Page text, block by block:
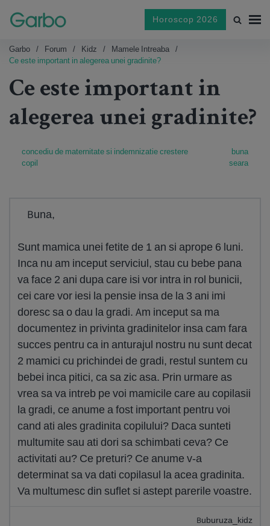
Horoscop 2026
Garbo Forum Kidz
Mamele Intreaba
Ce este important in alegerea unei gradinite?
Ce este important in
alegerea unei gradinite?
concediu de maternitate si indemnizatie crestere
copil
buna
seara
Buna,
Sunt mamica unei fetite de 1 an si aprope 6 luni.
Inca nu am inceput serviciul, stau cu bebe pana
va face 2 ani dupa care isi vor intra in rol bunicii,
cei care vor iesi la pensie insa de la 3 ani imi
doresc sa o dau la gradi. Am inceput sa ma
documentez in privinta gradinitelor insa cam fara
succes pentru ca in anturajul nostru nu sunt decat
2 mamici cu prichindei de gradi, restul suntem cu
bebei inca pitici, ca sa zic asa. Prin urmare as
vrea sa va intreb pe voi mamicile care au copilasii
la gradi, ce anume a fost important pentru voi
cand ati ales gradinita copilului? Daca sunteti
multumite sau ati dori sa schimbati ceva? Ce
activitati au? Ce preturi? Ce anume v-a
determinat sa va dati copilasul la acea gradinita.
Va multumesc din suflet si astept parerile voastre.
Buburuza_kidz